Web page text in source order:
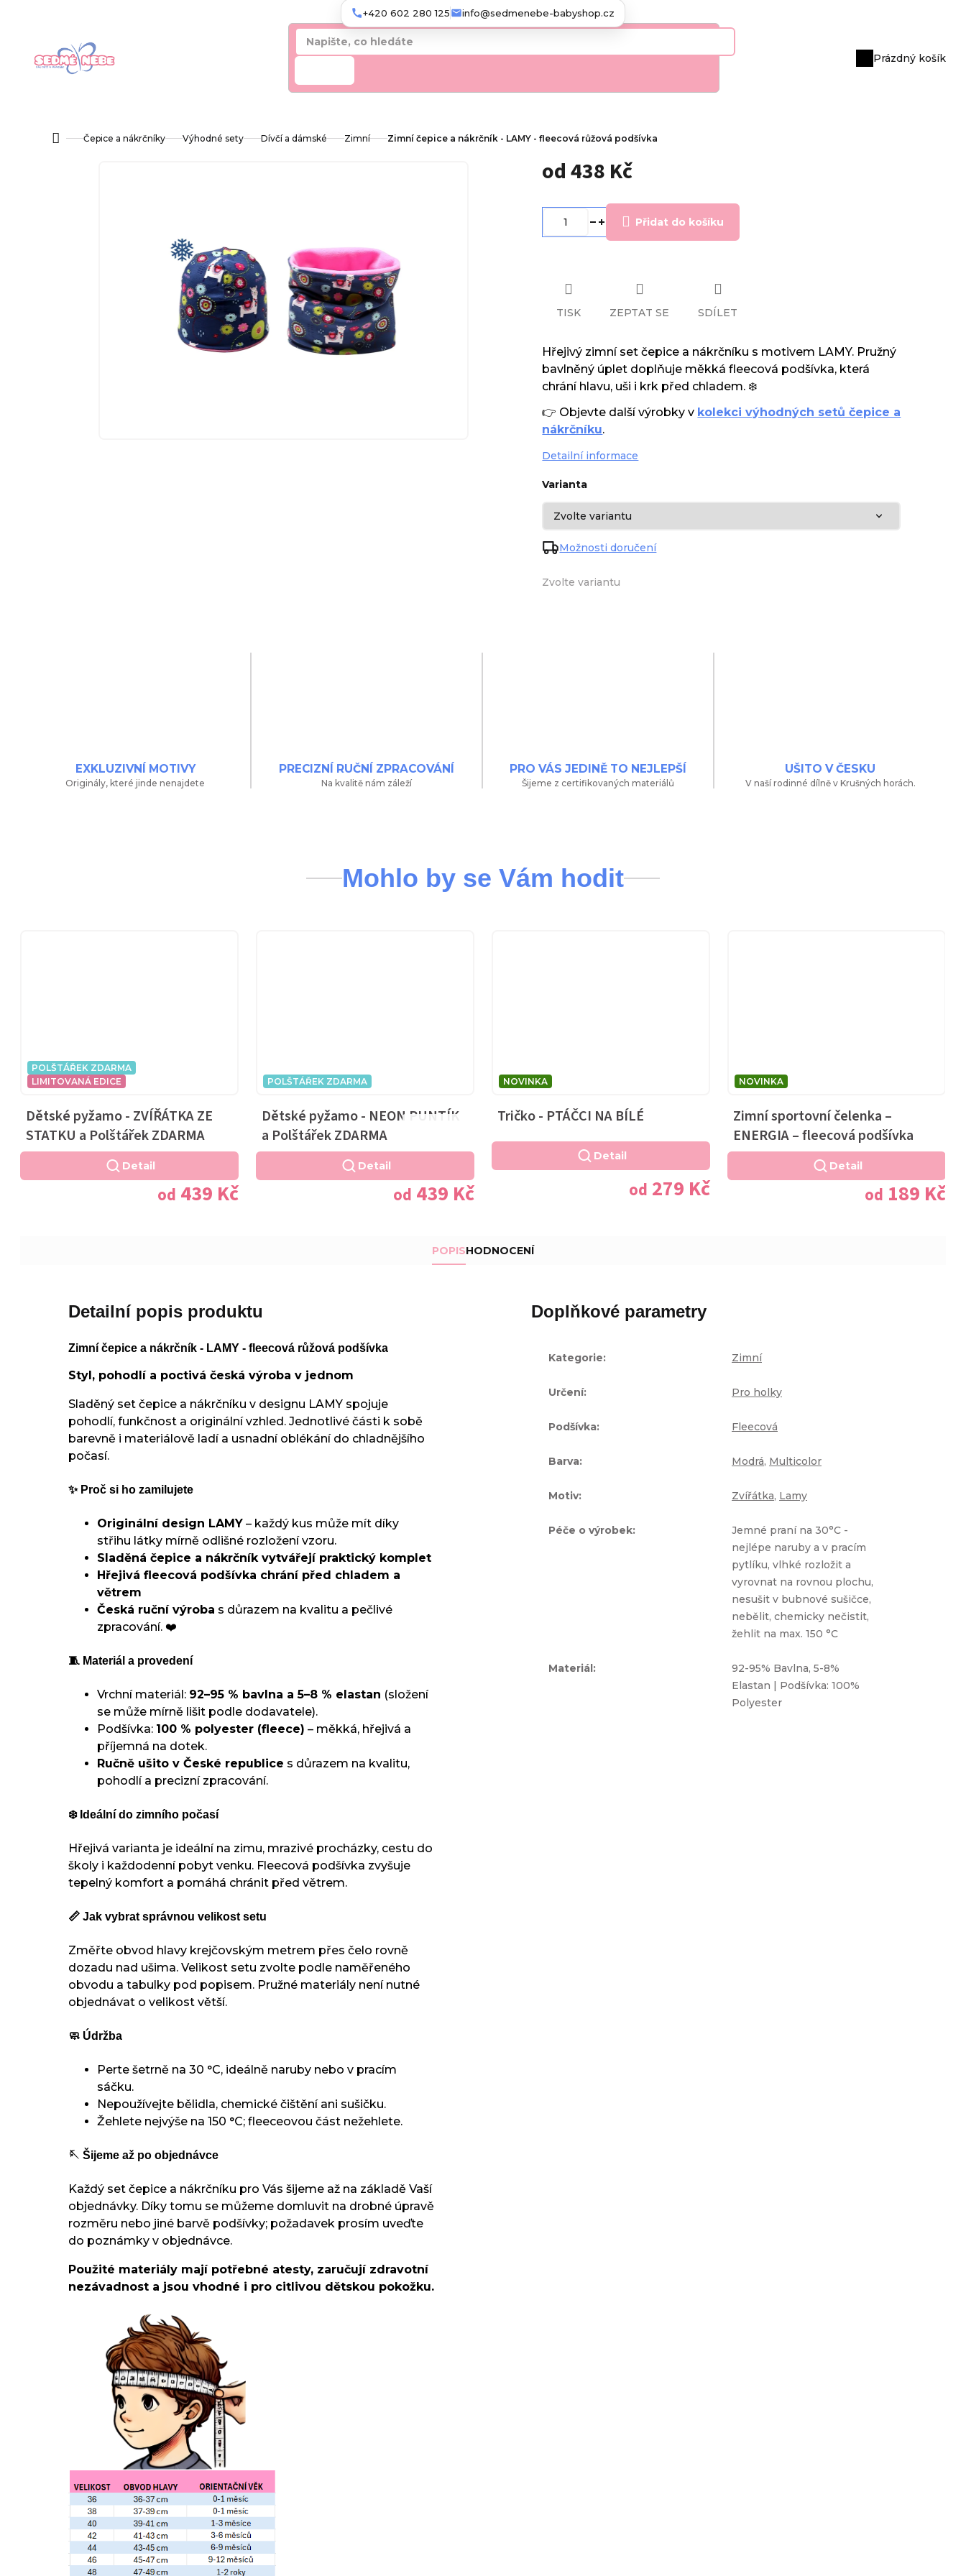
Nákupní
Prázdný košík
DomůČepice a nákrčníky Výhodné sety Dívčí a dámské Zimní Zimní čepice a nákrčník - LAMY - fleecová růžová podšívka
od438 Kč
cena:
Zvolte variantu
Varianta
Možnosti doručení
Přidat do košíku
Hřejivý zimní set čepice a nákrčníku s motivem LAMY. Pružný
bavlněný úplet doplňuje měkká fleecová podšívka, která
chrání hlavu, uši i krk před chladem. ❄️
👉 Objevte další výrobky v kolekci výhodných setů čepice a
nákrčníku.
Detailní informace
TISK ZEPTAT SE SDÍLET
EXKLUZIVNÍ MOTIVY
Originály, které jinde nenajdete
PRECIZNÍ RUČNÍ ZPRACOVÁNÍ
Na kvalitě nám záleží
PRO VÁS JEDINĚ TO NEJLEPŠÍ
Šijeme z certifikovaných materiálů
UŠITO V ČESKU
V naší rodinné dílně v Krušných horách.
Mohlo by se Vám hodit
POLŠTÁŘEK ZDARMA
LIMITOVANÁ EDICE
Dětské pyžamo - ZVÍŘÁTKA ZE
STATKU a Polštářek ZDARMA
od 439 Kč
Detail
POLŠTÁŘEK ZDARMA
Dětské pyžamo - NEON PUNTÍK
a Polštářek ZDARMA
je
5,0
hvězdiček.
od 439 Kč
Detail
NOVINKA
Tričko - PTÁČCI NA BÍLÉ
od 279 Kč
Detail
NOVINKA
Zimní sportovní čelenka –
ENERGIA – fleecová podšívka
od 189 Kč
Detail
POPISHODNOCENÍ
Detailní popis produktu
Zimní čepice a nákrčník - LAMY - fleecová růžová podšívka
Styl, pohodlí a poctivá česká výroba v jednom
Sladěný set čepice a nákrčníku v designu LAMY spojuje
pohodlí, funkčnost a originální vzhled. Jednotlivé části k sobě
barevně i materiálově ladí a usnadní oblékání do chladnějšího
počasí.
✨ Proč si ho zamilujete
Originální design LAMY – každý kus může mít díky
střihu látky mírně odlišné rozložení vzoru.
Sladěná čepice a nákrčník vytvářejí praktický komplet
Hřejivá fleecová podšívka chrání před chladem a
větrem
Česká ruční výroba s důrazem na kvalitu a pečlivé
zpracování. ❤️
🧵 Materiál a provedení
Vrchní materiál: 92–95 % bavlna a 5–8 % elastan (složení
se může mírně lišit podle dodavatele).
Podšívka: 100 % polyester (fleece) – měkká, hřejivá a
příjemná na dotek.
Ručně ušito v České republice s důrazem na kvalitu,
pohodlí a precizní zpracování.
❄️ Ideální do zimního počasí
Hřejivá varianta je ideální na zimu, mrazivé procházky, cestu do
školy i každodenní pobyt venku. Fleecová podšívka zvyšuje
tepelný komfort a pomáhá chránit před větrem.
📏 Jak vybrat správnou velikost setu
Změřte obvod hlavy krejčovským metrem přes čelo rovně
dozadu nad ušima. Velikost setu zvolte podle naměřeného
obvodu a tabulky pod popisem. Pružné materiály není nutné
objednávat o velikost větší.
🧼 Údržba
Perte šetrně na 30 °C, ideálně naruby nebo v pracím
sáčku.
Nepoužívejte bělidla, chemické čištění ani sušičku.
Žehlete nejvýše na 150 °C; fleeceovou část nežehlete.
🪡 Šijeme až po objednávce
Každý set čepice a nákrčníku pro Vás šijeme až na základě Vaší
objednávky. Díky tomu se můžeme domluvit na drobné úpravě
rozměru nebo jiné barvě podšívky; požadavek prosím uveďte
do poznámky v objednávce.
Použité materiály mají potřebné atesty, zaručují zdravotní
nezávadnost a jsou vhodné i pro citlivou dětskou pokožku.
Doplňkové parametry
Kategorie: Zimní
Určení: Pro holky
Podšívka: Fleecová
Barva: Modrá, Multicolor
Motiv: Zvířátka, Lamy
Péče o výrobek:
Jemné praní na 30°C -
nejlépe naruby a v pracím
pytlíku, vlhké rozložit a
vyrovnat na rovnou plochu,
nesušit v bubnové sušičce,
nebělit, chemicky nečistit,
žehlit na max. 150 °C
Materiál:
92-95% Bavlna, 5-8%
Elastan | Podšívka: 100%
Polyester
+420 602 280 125 info@sedmenebe-babyshop.cz